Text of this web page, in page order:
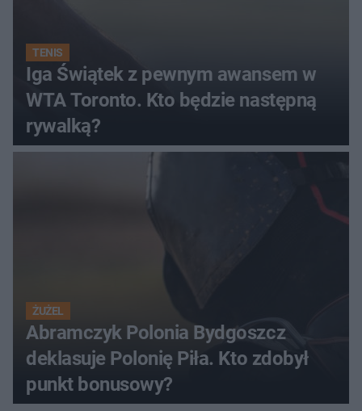
TENIS
Iga Świątek z pewnym awansem w
WTA Toronto. Kto będzie następną
rywalką?
ŻUŻEL
Abramczyk Polonia Bydgoszcz
deklasuje Polonię Piła. Kto zdobył
punkt bonusowy?